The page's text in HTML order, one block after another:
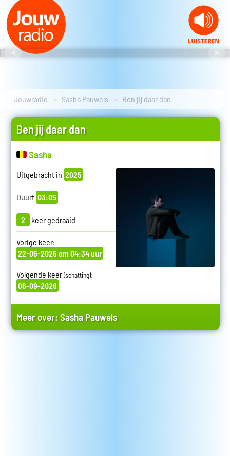
Jouwradio Sasha Pauwels Ben jij daar dan
Ben jij daar dan
Sasha
Uitgebracht in 2025
Duurt 03:05
2 keer gedraaid
Vorige keer:
22-06-2026 om 04:34 uur
Volgende keer(schatting):
06-09-2026
Meer over:Sasha Pauwels